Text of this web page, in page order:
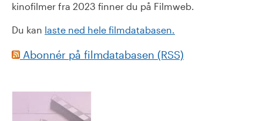
kinofilmer fra 2023 finner du på Filmweb.
Du kan laste ned hele filmdatabasen.
Abonnér på filmdatabasen (RSS)